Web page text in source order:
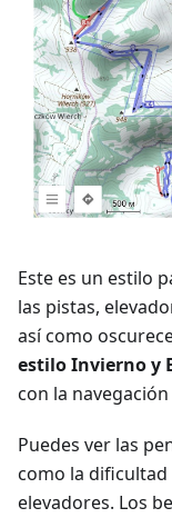
Este es un estilo
las pistas,
así como
estilo Invierno y
con la
Puedes ver las
como la dificultad
elevadores. Los